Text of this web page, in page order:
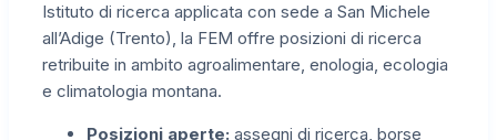
Istituto di ricerca applicata con sede a San Michele
all’Adige (Trento), la FEM offre posizioni di ricerca
retribuite in ambito agroalimentare, enologia, ecologia
e climatologia montana.
Posizioni aperte: assegni di ricerca, borse